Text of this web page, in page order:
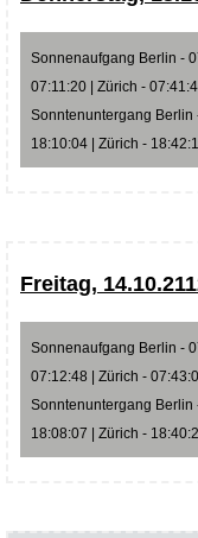
Sonnenaufgang Berlin -
07:11:20 | Zürich -
Sonntenuntergang Berlin
18:10:04 | Zürich -
Freitag,
Sonnenaufgang Berlin -
07:12:48 | Zürich -
Sonntenuntergang Berlin
18:08:07 | Zürich -